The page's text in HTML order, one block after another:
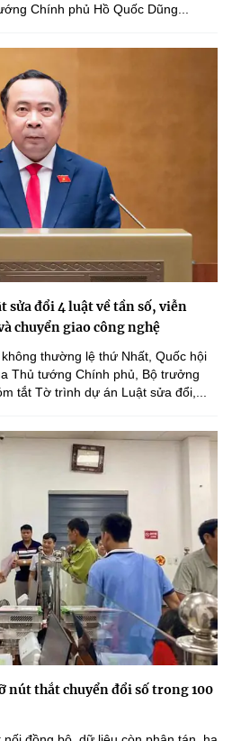
Chính phủ Hồ Quốc Dũng...
sửa đổi 4 luật về tần số, viễn
chuyển giao công nghệ
thường lệ thứ Nhất, Quốc hội
Thủ tướng Chính phủ, Bộ trưởng
tắt Tờ trình dự án Luật sửa đổi,...
nút thắt chuyển đổi số trong 100